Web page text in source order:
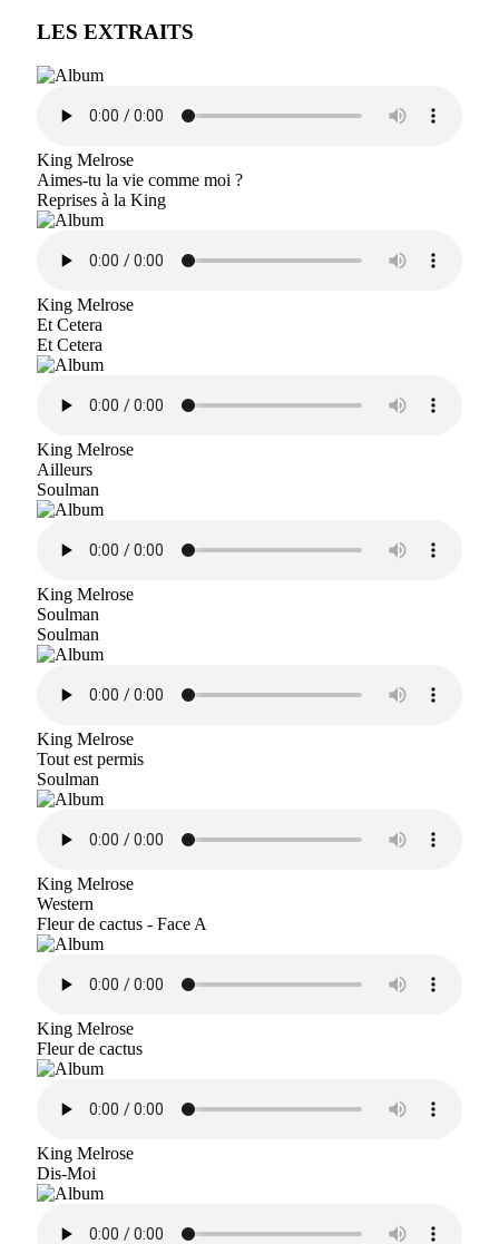
LES EXTRAITS
King Melrose
Aimes-tu la vie comme moi ?
Reprises à la King
King Melrose
Et Cetera
Et Cetera
King Melrose
Ailleurs
Soulman
King Melrose
Soulman
Soulman
King Melrose
Tout est permis
Soulman
King Melrose
Western
Fleur de cactus - Face A
King Melrose
Fleur de cactus
King Melrose
Dis-Moi